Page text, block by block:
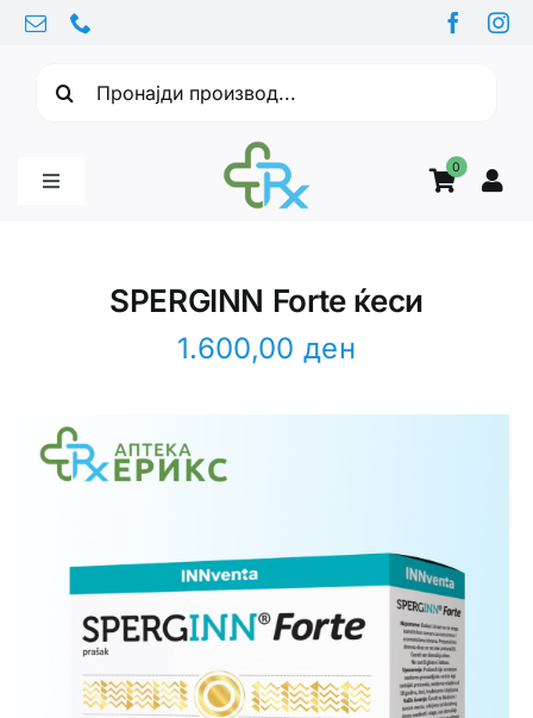
Skip
content
0
Toggle
Интимно здравје
Лична хигиена
SPERGINN Forte ќеси
1.600,00ден